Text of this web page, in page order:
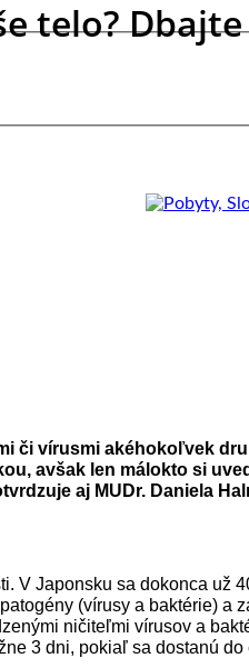
telo?
či vírusmi akéhokoľvek
avšak len málokto si
aj MUDr. Daniela
V Japonsku sa dokonca už
(vírusy a baktérie) a
ničiteľmi vírusov a
3 dni, pokiaľ sa dostanú